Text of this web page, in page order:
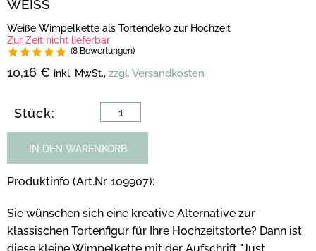
WEISS
Weiße Wimpelkette als Tortendeko zur Hochzeit
Zur Zeit nicht lieferbar
(8 Bewertungen)
10,16 € inkl. MwSt., zzgl. Versandkosten
Stück:
IN DEN WARENKORB
Produktinfo (Art.Nr. 109907):
Sie wünschen sich eine kreative Alternative zur
klassischen Tortenfigur für Ihre Hochzeitstorte? Dann ist